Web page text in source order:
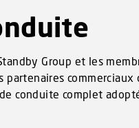
Group et les
partenaires
conduite complet